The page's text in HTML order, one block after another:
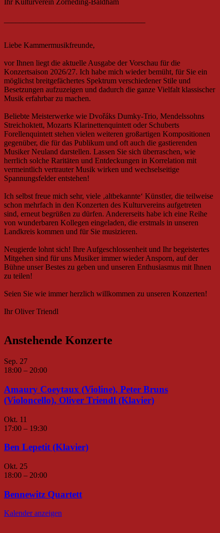
Ihr Kulturverein Zorneding-Baldham
Liebe Kammermusikfreunde,
vor Ihnen liegt die aktuelle Ausgabe der Vorschau für die
Konzertsaison 2026/27. Ich habe mich wieder bemüht, für Sie ein
möglichst breitgefächertes Spektrum verschiedener Stile und
Besetzungen aufzuzeigen und dadurch die ganze Vielfalt klassischer
Musik erfahrbar zu machen.
Beliebte Meisterwerke wie Dvořáks Dumky-Trio, Mendelssohns
Streichoktett, Mozarts Klarinettenquintett oder Schuberts
Forellenquintett stehen vielen weiteren großartigen Kompositionen
gegenüber, die für das Publikum und oft auch die gastierenden
Musiker Neuland darstellen. Lassen Sie sich überraschen, wie
herrlich solche Raritäten und Entdeckungen in Korrelation mit
vermeintlich vertrauter Musik wirken und wechselseitige
Spannungsfelder entstehen!
Ich selbst freue mich sehr, viele ‚altbekannte‘ Künstler, die teilweise
schon mehrfach in den Konzerten des Kulturvereins aufgetreten
sind, erneut begrüßen zu dürfen. Andererseits habe ich eine Reihe
von wunderbaren Kollegen eingeladen, die erstmals in unseren
Landkreis kommen und für Sie musizieren.
Neugierde lohnt sich! Ihre Aufgeschlossenheit und Ihr begeistertes
Mitgehen sind für uns Musiker immer wieder Ansporn, auf der
Bühne unser Bestes zu geben und unseren Enthusiasmus mit Ihnen
zu teilen!
Seien Sie wie immer herzlich willkommen zu unseren Konzerten!
Ihr Oliver Triendl
Anstehende Konzerte
Sep. 27
18:00 – 20:00
Amaury Coeytaux (Violine), Peter Bruns
(Violoncello), Oliver Triendl (Klavier)
Okt. 11
17:00 – 19:30
Ben Lepetit (Klavier)
Okt. 25
18:00 – 20:00
Bennewitz Quartett
Kalender anzeigen